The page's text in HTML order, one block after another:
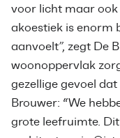
voor licht maar ook
akoestiek is enorm
aanvoelt”, zegt De
woonoppervlak
gezellige gevoel
Brouwer: “We
grote leefruimte.